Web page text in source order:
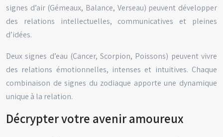
signes d’air (Gémeaux, Balance, Verseau) peuvent développer
des relations intellectuelles, communicatives et pleines
d’idées.
Deux signes d’eau (Cancer, Scorpion, Poissons) peuvent vivre
des relations émotionnelles, intenses et intuitives. Chaque
combinaison de signes du zodiaque apporte une dynamique
unique à la relation.
Décrypter votre avenir amoureux